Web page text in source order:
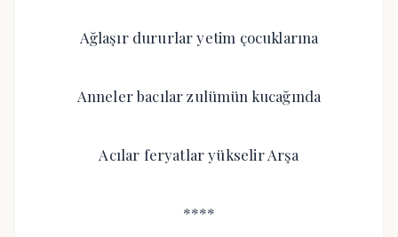
Ağlaşır dururlar yetim çocuklarına
Anneler bacılar zulümün kucağında
Acılar feryatlar yükselir Arşa
****